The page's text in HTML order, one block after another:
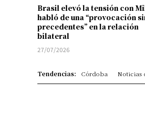
Brasil elevó la tensión con
habló de una “provocación
precedentes” en la relación
bilateral
27/07/2026
Tendencias: Córdoba Noticias